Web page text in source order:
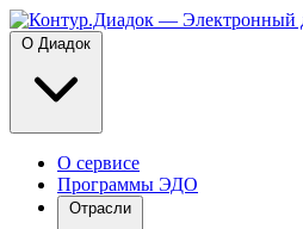
О Диадок
О сервисе
Программы ЭДО
Отрасли